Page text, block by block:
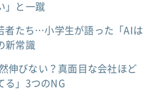
」と一蹴
者たち…小学生が語った「AIは
新常識
伸びない？真面目な会社ほど
る」3つのNG